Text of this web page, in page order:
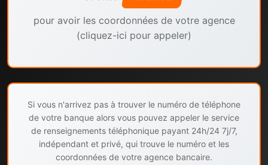
pour avoir les coordonnées de votre agence
(cliquez-ici pour appeler)
Si vous n'arrivez pas à trouver le numéro de téléphone
de votre banque alors vous pouvez appeler le service
de renseignements téléphonique payant 24h/24 7j/7,
indépendant et privé, qui trouve le numéro et les
coordonnées de votre agence bancaire.